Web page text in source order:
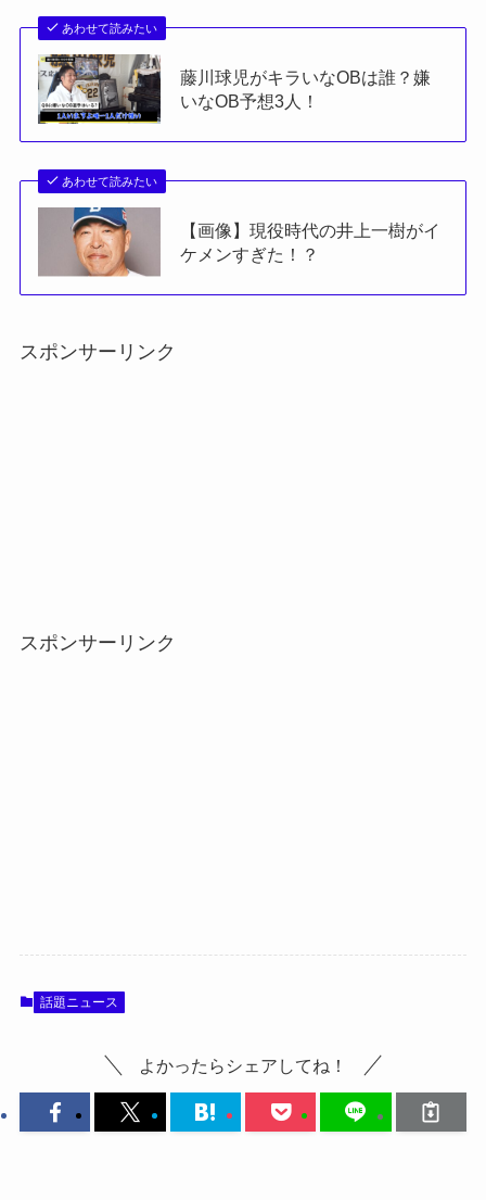
あわせて読みたい
藤川球児がキラいなOBは誰？嫌
いなOB予想3人！
あわせて読みたい
【画像】現役時代の井上一樹がイ
ケメンすぎた！？
スポンサーリンク
スポンサーリンク
話題ニュース
よかったらシェアしてね！